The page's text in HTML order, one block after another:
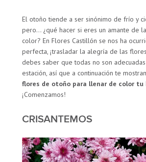
El otoño tiende a ser sinónimo de frío y
pero… ¿qué hacer si eres un amante de
color? En Flores Castillón se nos ha
perfecta, ¡trasladar la alegría de las
debes saber que todas no son
estación, así que a continuación te
flores de otoño para llenar de color tu
¡Comenzamos!
CRISANTEMOS